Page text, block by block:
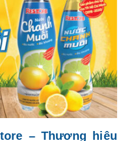
– Thương hiệu